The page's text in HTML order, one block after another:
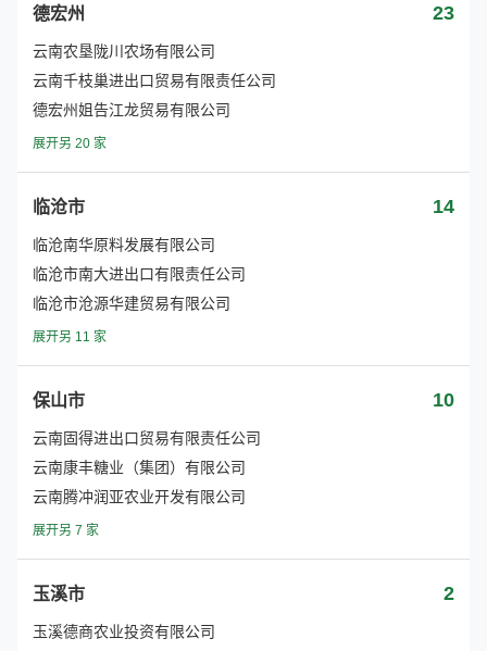
德宏州 23
云南农垦陇川农场有限公司
云南千枝巢进出口贸易有限责任公司
德宏州姐告江龙贸易有限公司
展开另 20 家
临沧市 14
临沧南华原料发展有限公司
临沧市南大进出口有限责任公司
临沧市沧源华建贸易有限公司
展开另 11 家
保山市 10
云南固得进出口贸易有限责任公司
云南康丰糖业（集团）有限公司
云南腾冲润亚农业开发有限公司
展开另 7 家
玉溪市 2
玉溪德商农业投资有限公司